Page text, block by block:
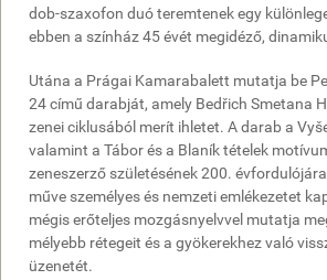
dob-szaxofon duó teremtenek egy
ebben a színház 45 évét megidéző,
Utána a Prágai Kamarabalett mutatja be
24 című darabját, amely Bedřich Smetana
zenei ciklusából merít ihletet. A darab a
valamint a Tábor és a Blaník tételek
zeneszerző születésének 200.
műve személyes és nemzeti emlékezetet
mégis erőteljes mozgásnyelvvel mutatja
mélyebb rétegeit és a gyökerekhez való
üzenetét.